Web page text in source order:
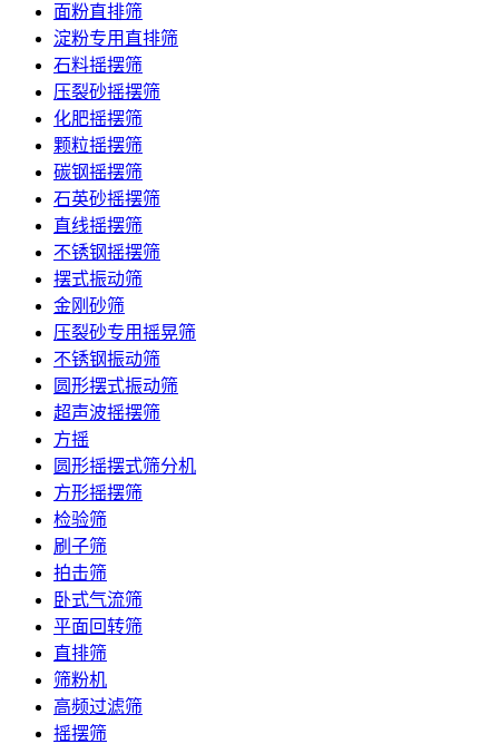
面粉直排筛
淀粉专用直排筛
石料摇摆筛
压裂砂摇摆筛
化肥摇摆筛
颗粒摇摆筛
碳钢摇摆筛
石英砂摇摆筛
直线摇摆筛
不锈钢摇摆筛
摆式振动筛
金刚砂筛
压裂砂专用摇晃筛
不锈钢振动筛
圆形摆式振动筛
超声波摇摆筛
方摇
圆形摇摆式筛分机
方形摇摆筛
检验筛
刷子筛
拍击筛
卧式气流筛
平面回转筛
直排筛
筛粉机
高频过滤筛
摇摆筛